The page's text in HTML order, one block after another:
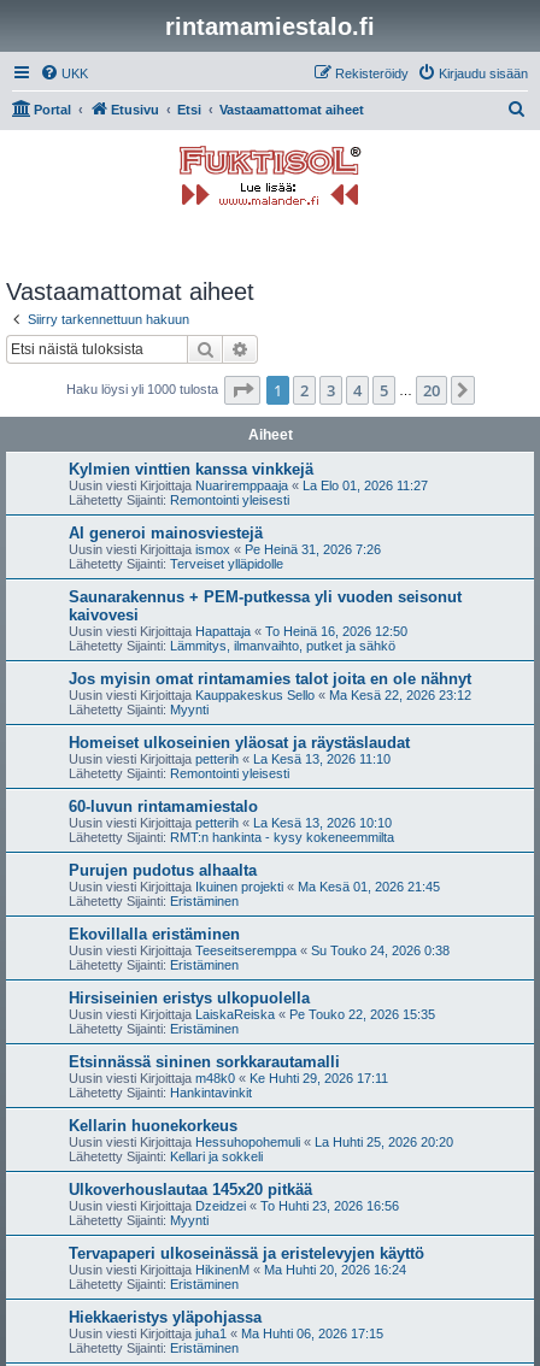
rintamamiestalo.fi
UKK Kirjaudu sisään
Rekisteröidy
Portal Etusivu Etsi Vastaamattomat aiheet
Vastaamattomat aiheet
Siirry tarkennettuun hakuun
Etsi
Haku löysi yli 1000 tulosta Sivu /20
1 2 3 4 5 20
Aiheet
Kylmien vinttien kanssa vinkkejä
Uusin viesti Kirjoittaja Nuariremppaaja « La Elo 01, 2026 11:27
Lähetetty Sijainti: Remontointi yleisesti
AI generoi mainosviestejä
Uusin viesti Kirjoittaja ismox « Pe Heinä 31, 2026 7:26
Lähetetty Sijainti: Terveiset ylläpidolle
Saunarakennus + PEM-putkessa yli vuoden seisonut
kaivovesi
Uusin viesti Kirjoittaja Hapattaja « To Heinä 16, 2026 12:50
Lähetetty Sijainti: Lämmitys, ilmanvaihto, putket ja sähkö
Jos myisin omat rintamamies talot joita en ole nähnyt
Uusin viesti Kirjoittaja Kauppakeskus Sello « Ma Kesä 22, 2026 23:12
Lähetetty Sijainti: Myynti
Homeiset ulkoseinien yläosat ja räystäslaudat
Uusin viesti Kirjoittaja petterih « La Kesä 13, 2026 11:10
Lähetetty Sijainti: Remontointi yleisesti
60-luvun rintamamiestalo
Uusin viesti Kirjoittaja petterih « La Kesä 13, 2026 10:10
Lähetetty Sijainti: RMT:n hankinta - kysy kokeneemmilta
Purujen pudotus alhaalta
Uusin viesti Kirjoittaja Ikuinen projekti « Ma Kesä 01, 2026 21:45
Lähetetty Sijainti: Eristäminen
Ekovillalla eristäminen
Uusin viesti Kirjoittaja Teeseitseremppa « Su Touko 24, 2026 0:38
Lähetetty Sijainti: Eristäminen
Hirsiseinien eristys ulkopuolella
Uusin viesti Kirjoittaja LaiskaReiska « Pe Touko 22, 2026 15:35
Lähetetty Sijainti: Eristäminen
Etsinnässä sininen sorkkarautamalli
Uusin viesti Kirjoittaja m48k0 « Ke Huhti 29, 2026 17:11
Lähetetty Sijainti: Hankintavinkit
Kellarin huonekorkeus
Uusin viesti Kirjoittaja Hessuhopohemuli « La Huhti 25, 2026 20:20
Lähetetty Sijainti: Kellari ja sokkeli
Ulkoverhouslautaa 145x20 pitkää
Uusin viesti Kirjoittaja Dzeidzei « To Huhti 23, 2026 16:56
Lähetetty Sijainti: Myynti
Tervapaperi ulkoseinässä ja eristelevyjen käyttö
Uusin viesti Kirjoittaja HikinenM « Ma Huhti 20, 2026 16:24
Lähetetty Sijainti: Eristäminen
Hiekkaeristys yläpohjassa
Uusin viesti Kirjoittaja juha1 « Ma Huhti 06, 2026 17:15
Lähetetty Sijainti: Eristäminen